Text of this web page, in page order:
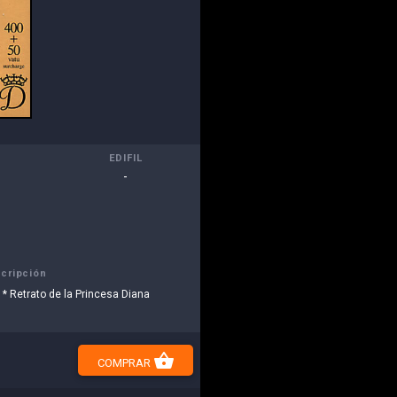
EDIFIL
-
* Retrato de la Princesa Diana
COMPRAR shopping_basket